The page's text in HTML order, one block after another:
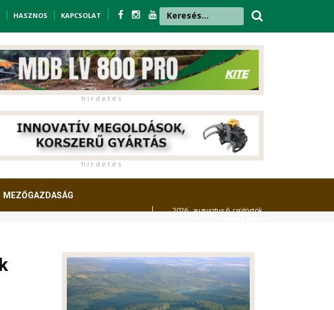
HASZNOS KAPCSOLAT
h i r d e t é s
h i r d e t é s
MEZŐGAZDASÁG
2026. augusztus 6. csütörtök,